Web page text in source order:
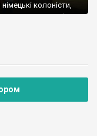
колоністи,
заснували колонію,